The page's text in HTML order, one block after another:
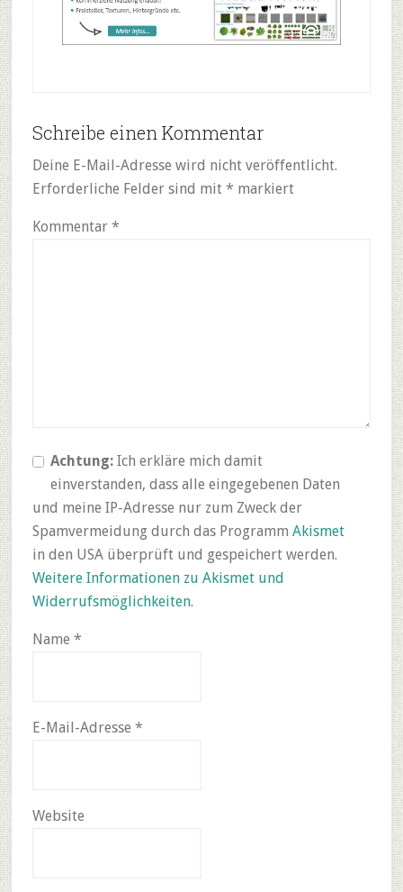
Reader
Interactions
Schreibe einen Kommentar
Deine E-Mail-Adresse wird nicht veröffentlicht.
Erforderliche Felder sind mit * markiert
Kommentar *
Achtung:Ich erkläre mich damit
einverstanden, dass alle eingegebenen Daten
und meine IP-Adresse nur zum Zweck der
Spamvermeidung durch das Programm Akismet
in den USA überprüft und gespeichert werden.
Weitere Informationen zu Akismet und
Widerrufsmöglichkeiten.
Name *
E-Mail-Adresse *
Website